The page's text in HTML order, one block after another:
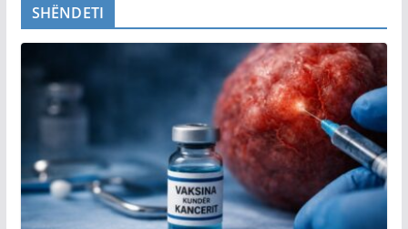
SHËNDETI